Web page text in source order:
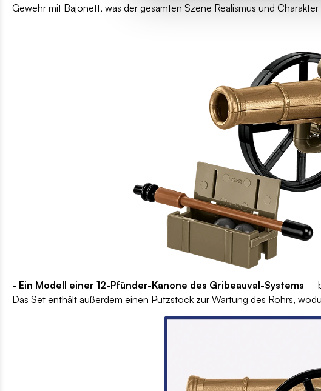
Gewehr mit Bajonett, was der gesamten Szene Realismus und
- Ein Modell einer 12-Pfünder-Kanone des Gribeauval-Systems –
Das Set enthält außerdem einen Putzstock zur Wartung des Rohrs,